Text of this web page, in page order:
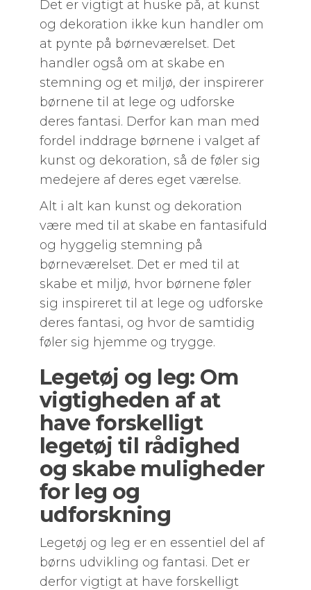
Det er vigtigt at huske på, at kunst
og dekoration ikke kun handler om
at pynte på børneværelset. Det
handler også om at skabe en
stemning og et miljø, der inspirerer
børnene til at lege og udforske
deres fantasi. Derfor kan man med
fordel inddrage børnene i valget af
kunst og dekoration, så de føler sig
medejere af deres eget værelse.
Alt i alt kan kunst og dekoration
være med til at skabe en fantasifuld
og hyggelig stemning på
børneværelset. Det er med til at
skabe et miljø, hvor børnene føler
sig inspireret til at lege og udforske
deres fantasi, og hvor de samtidig
føler sig hjemme og trygge.
Legetøj og leg: Om
vigtigheden af at
have forskelligt
legetøj til rådighed
og skabe muligheder
for leg og
udforskning
Legetøj og leg er en essentiel del af
børns udvikling og fantasi. Det er
derfor vigtigt at have forskelligt